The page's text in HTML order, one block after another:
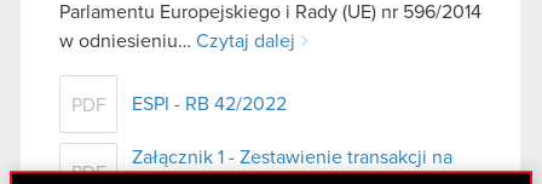
Parlamentu Europejskiego i Rady (UE) nr 596/2014
w odniesieniu… Czytaj dalej
PDF ESPI - RB 42/2022
PDF
Załącznik 1 - Zestawienie transakcji na